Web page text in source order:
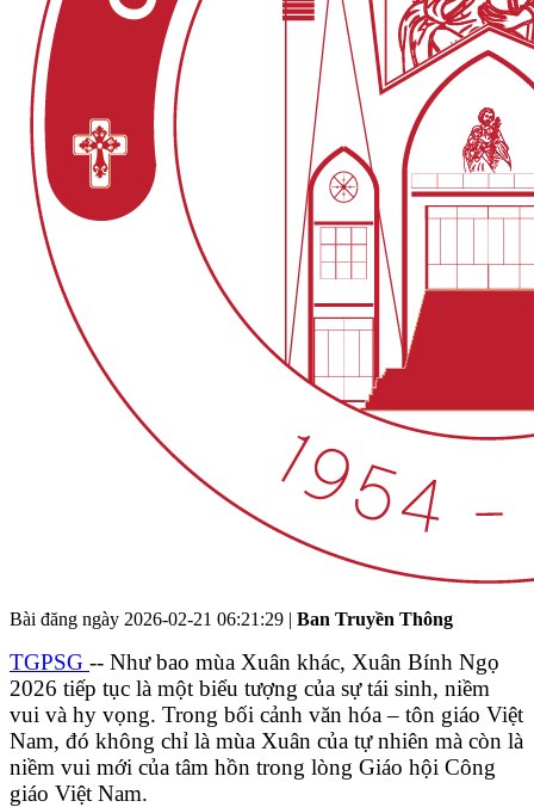
Bài đăng ngày 2026-02-21 06:21:29 | Ban Truyền Thông
TGPSG -- Như bao mùa Xuân khác, Xuân Bính Ngọ
2026 tiếp tục là một biểu tượng của sự tái sinh, niềm
vui và hy vọng. Trong bối cảnh văn hóa – tôn giáo Việt
Nam, đó không chỉ là mùa Xuân của tự nhiên mà còn là
niềm vui mới của tâm hồn trong lòng Giáo hội Công
giáo Việt Nam.